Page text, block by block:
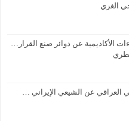
الغزي
الأكاديمية عن دوائر صنع القرار…
العراقي عن الشيعي الإيراني …